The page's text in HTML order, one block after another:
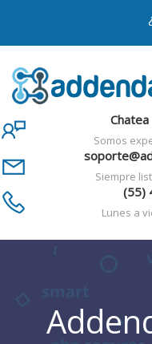
Somos
Siempre
(55)
Lunes a